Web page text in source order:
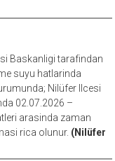
Baskanligi tarafindan
suyu hatlarinda
Nilüfer Ilcesi
02.07.2026 –
arasinda zaman
rica olunur. (Nilüfer